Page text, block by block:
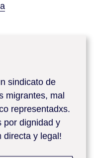
sindicato de
migrantes, mal
representadxs.
por dignidad y
directa y legal!